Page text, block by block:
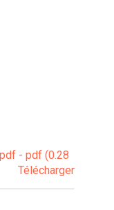
- pdf (0.28
Télécharger